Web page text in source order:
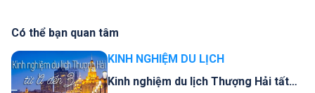
Có thể bạn quan tâm
KINH NGHIỆM DU LỊCH
Kinh nghiệm du lịch Thượng Hải tất